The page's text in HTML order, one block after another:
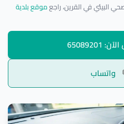
البيئي في القرين، راجعموقع بلدية
65089201
واتساب